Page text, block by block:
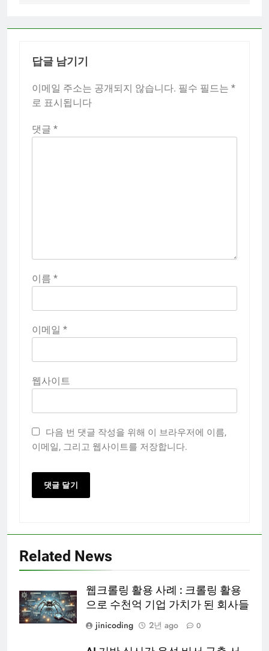
답글 남기기
이메일 주소는 공개되지 않습니다. 필수 필드는 *
로 표시됩니다
댓글 *
이름 *
이메일 *
웹사이트
다음 번 댓글 작성을 위해 이 브라우저에 이름,
이메일, 그리고 웹사이트를 저장합니다.
Related News
웹크롤링 활용 사례 : 크롤링 활용
으로 수천억 기업 가치가 된 회사들
jinicoding
2년 ago 0